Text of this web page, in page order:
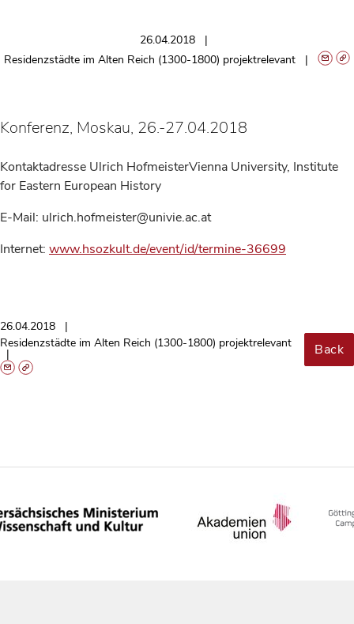
26.04.2018
Residenzstädte im Alten Reich (1300-1800) projektrelevant
Konferenz, Moskau, 26.-27.04.2018
Kontaktadresse Ulrich HofmeisterVienna University, Institute
for Eastern European History
E-Mail: ulrich.hofmeister@univie.ac.at
Internet: www.hsozkult.de/event/id/termine-36699
26.04.2018
Residenzstädte im Alten Reich (1300-1800) projektrelevant
Back